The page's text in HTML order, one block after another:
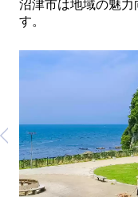
沼津市は地域の魅
す。